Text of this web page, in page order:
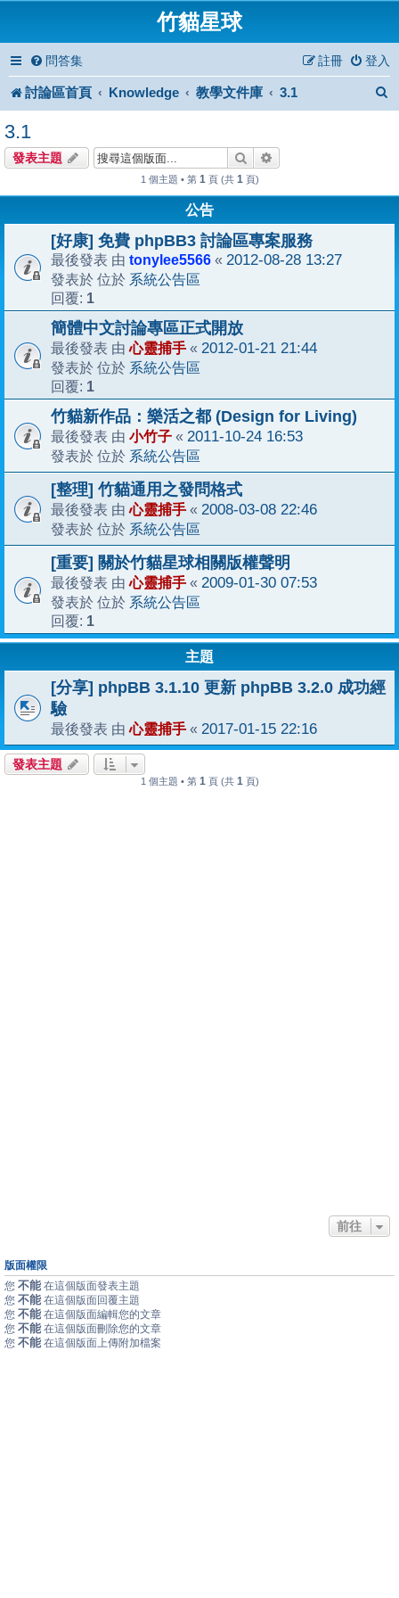
竹貓星球
問答集 登入
註冊
討論區首頁 Knowledge 教學文件庫 3.1
3.1
發表主題 搜尋
1 個主題 • 第 1 頁 (共 1 頁)
公告
[好康] 免費 phpBB3 討論區專案服務
最後發表 由 tonylee5566 « 2012-08-28 13:27
發表於 位於 系統公告區
回覆: 1
簡體中文討論專區正式開放
最後發表 由心靈捕手 « 2012-01-21 21:44
發表於 位於 系統公告區
回覆: 1
竹貓新作品：樂活之都 (Design for Living)
最後發表 由 小竹子 « 2011-10-24 16:53
發表於 位於 系統公告區
[整理] 竹貓通用之發問格式
最後發表 由心靈捕手 « 2008-03-08 22:46
發表於 位於 系統公告區
[重要] 關於竹貓星球相關版權聲明
最後發表 由心靈捕手 « 2009-01-30 07:53
發表於 位於 系統公告區
回覆: 1
主題
[分享] phpBB 3.1.10 更新 phpBB 3.2.0 成功經
驗
最後發表 由心靈捕手 « 2017-01-15 22:16
發表主題
1 個主題 • 第 1 頁 (共 1 頁)
前往
版面權限
您 不能 在這個版面發表主題
您 不能 在這個版面回覆主題
您 不能 在這個版面編輯您的文章
您 不能 在這個版面刪除您的文章
您 不能 在這個版面上傳附加檔案